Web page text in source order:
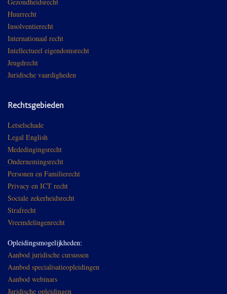
Huurrecht
Insolventierecht
Internationaal recht
Intellectueel eigendomsrecht
Jeugdrecht
Juridische vaardigheden
Rechtsgebieden
Letselschade
Legal English
Mededingingsrecht
Ondernemingsrecht
Personen en Familierecht
Privacy en ICT recht
Sociale zekerheidsrecht
Strafrecht
Vreemdelingenrecht
Opleidingsmogelijkheden:
Aanbod juridische cursussen
Aanbod specialisatieopleidingen
Aanbod webinars
Juridische opleidingen